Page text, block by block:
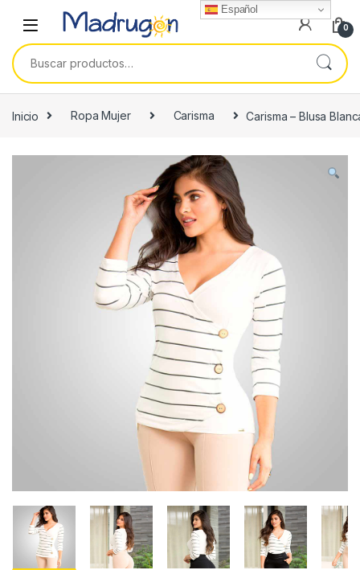
0
Buscar por:
Inicio Ropa Mujer Carisma Carisma – Blusa
Español